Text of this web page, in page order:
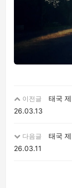
이전글
태국
26.03.13
다음글
태국
26.03.11